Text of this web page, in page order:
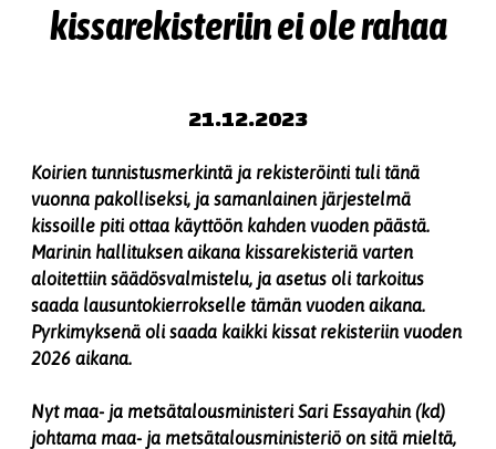
kissarekisteriin ei ole rahaa
21.12.2023
Koirien tunnistusmerkintä ja rekisteröinti tuli tänä
vuonna pakolliseksi, ja samanlainen järjestelmä
kissoille piti ottaa käyttöön kahden vuoden päästä.
Marinin hallituksen aikana kissarekisteriä varten
aloitettiin säädösvalmistelu, ja asetus oli tarkoitus
saada lausuntokierrokselle tämän vuoden aikana.
Pyrkimyksenä oli saada kaikki kissat rekisteriin vuoden
2026 aikana.
Nyt maa- ja metsätalousministeri Sari Essayahin (kd)
johtama maa- ja metsätalousministeriö on sitä mieltä,